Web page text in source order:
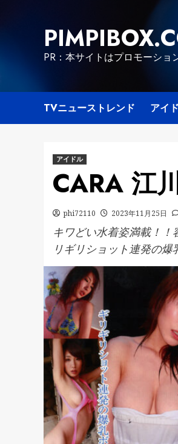
PR：本サイトはプロモーショ
TVニューストレンド アイ
アイドル
CARA 江
phi72110 2023年11月25日
キワどい水着姿満載！
リギリショット連発の